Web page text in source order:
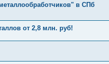
в СПб
от 2,8 млн. руб!